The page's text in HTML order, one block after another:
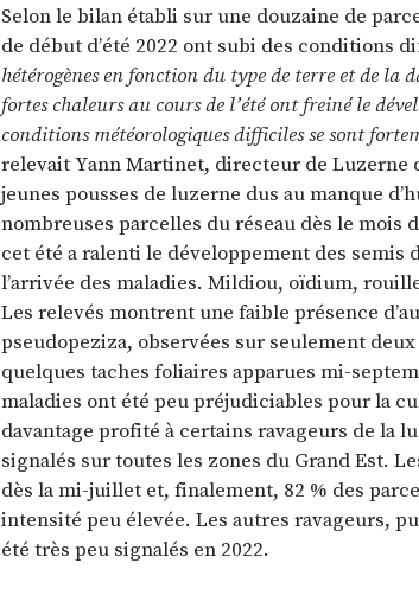
Selon le bilan établi sur une douzaine de
de début d’été 2022 ont subi des conditions
hétérogènes en fonction du type de terre et de la
fortes chaleurs au cours de l’été ont freiné le
conditions météorologiques difficiles se sont
relevait Yann Martinet, directeur de Luzerne
jeunes pousses de luzerne dus au manque
nombreuses parcelles du réseau dès le mois
cet été a ralenti le développement des semis
l’arrivée des maladies. Mildiou, oïdium,
Les relevés montrent une faible présence
pseudopeziza, observées sur seulement
quelques taches foliaires apparues mi-
maladies ont été peu préjudiciables pour la
davantage profité à certains ravageurs de la
signalés sur toutes les zones du Grand Est.
dès la mi-juillet et, finalement, 82 % des
intensité peu élevée. Les autres ravageurs,
été très peu signalés en 2022.